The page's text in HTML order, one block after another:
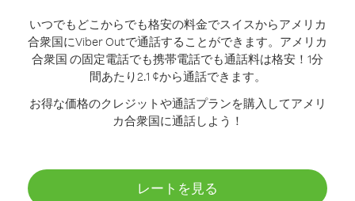
いつでもどこからでも格安の料金でスイスからアメリカ
合衆国にViber Outで通話することができます。 アメリカ
合衆国 の固定電話でも携帯電話でも通話料は格安！1分
間あたり2.1 ¢から通話できます。
お得な価格のクレジットや通話プランを購入してアメリ
カ合衆国に通話しよう！
レートを見る